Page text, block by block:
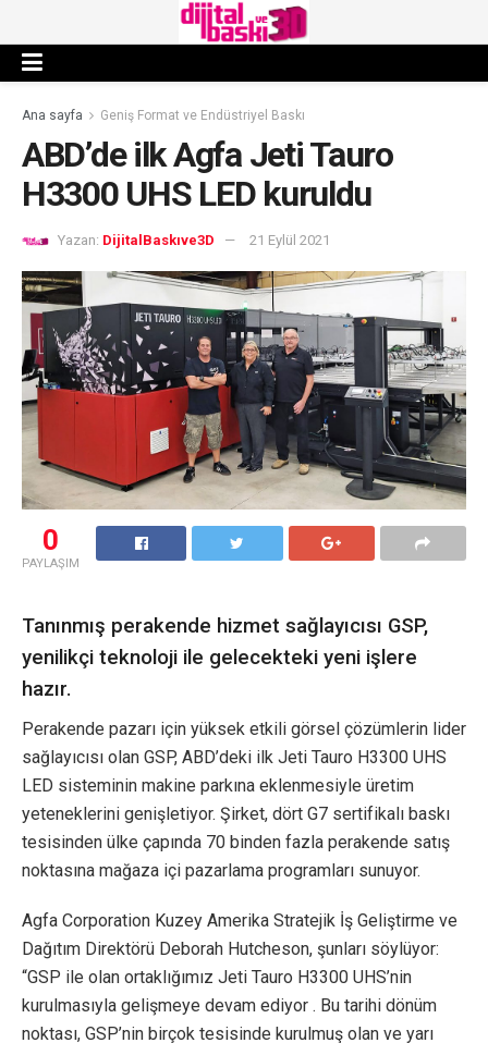
Ana sayfa Geniş Format ve Endüstriyel Baskı
ABD’de ilk Agfa Jeti Tauro
H3300 UHS LED kuruldu
Yazan: DijitalBaskıve3D 21 Eylül 2021
0
PAYLAŞIM
Tanınmış perakende hizmet sağlayıcısı GSP,
yenilikçi teknoloji ile gelecekteki yeni işlere
hazır.
Perakende pazarı için yüksek etkili görsel çözümlerin lider
sağlayıcısı olan GSP, ABD’deki ilk Jeti Tauro H3300 UHS
LED sisteminin makine parkına eklenmesiyle üretim
yeteneklerini genişletiyor. Şirket, dört G7 sertifikalı baskı
tesisinden ülke çapında 70 binden fazla perakende satış
noktasına mağaza içi pazarlama programları sunuyor.
Agfa Corporation Kuzey Amerika Stratejik İş Geliştirme ve
Dağıtım Direktörü Deborah Hutcheson, şunları söylüyor:
“GSP ile olan ortaklığımız Jeti Tauro H3300 UHS’nin
kurulmasıyla gelişmeye devam ediyor . Bu tarihi dönüm
noktası, GSP’nin birçok tesisinde kurulmuş olan ve yarı